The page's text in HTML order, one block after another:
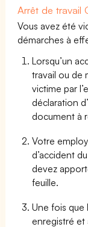
Arrêt de travail
Vous avez été
démarches à
Lorsqu’un
travail ou de
victime par
déclaration
document à
Votre
d’accident
devez
feuille.
Une fois que
enregistré et